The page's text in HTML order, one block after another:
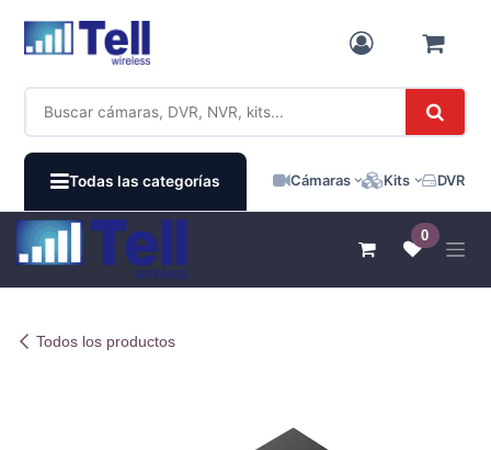
Todas las categorías Cámaras Kits DVR /
0
Todos los productos